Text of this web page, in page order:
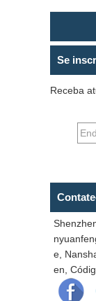
Se
Receba
e,
en,